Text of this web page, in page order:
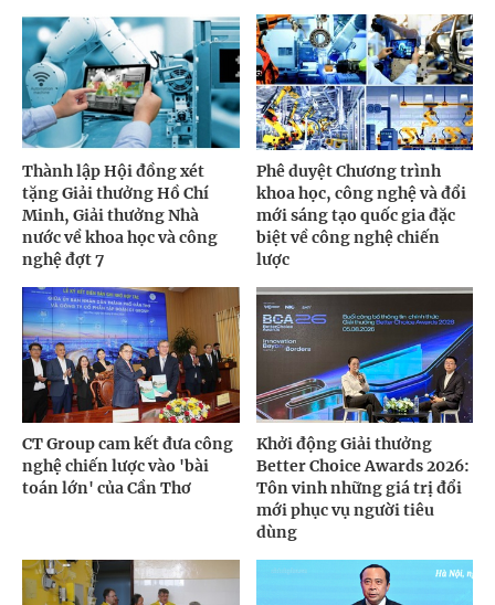
Thành lập Hội đồng xét
tặng Giải thưởng Hồ Chí
Minh, Giải thưởng Nhà
nước về khoa học và công
nghệ đợt 7
Phê duyệt Chương trình
khoa học, công nghệ và đổi
mới sáng tạo quốc gia đặc
biệt về công nghệ chiến
lược
CT Group cam kết đưa công
nghệ chiến lược vào 'bài
toán lớn' của Cần Thơ
Khởi động Giải thưởng
Better Choice Awards 2026:
Tôn vinh những giá trị đổi
mới phục vụ người tiêu
dùng